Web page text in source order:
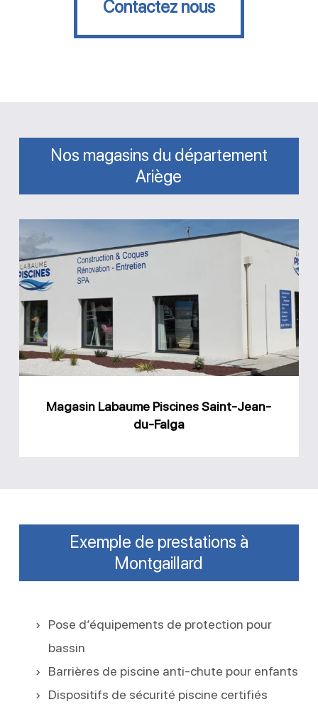
Contactez nous
Nos magasins du département
Ariège
Magasin
Saint-
Jean-
du-
Falga
Magasin Labaume Piscines Saint-Jean-
du-Falga
Exemple de prestations à
Montgaillard
Pose d’équipements de protection pour
bassin
Barrières de piscine anti-chute pour enfants
Dispositifs de sécurité piscine certifiés